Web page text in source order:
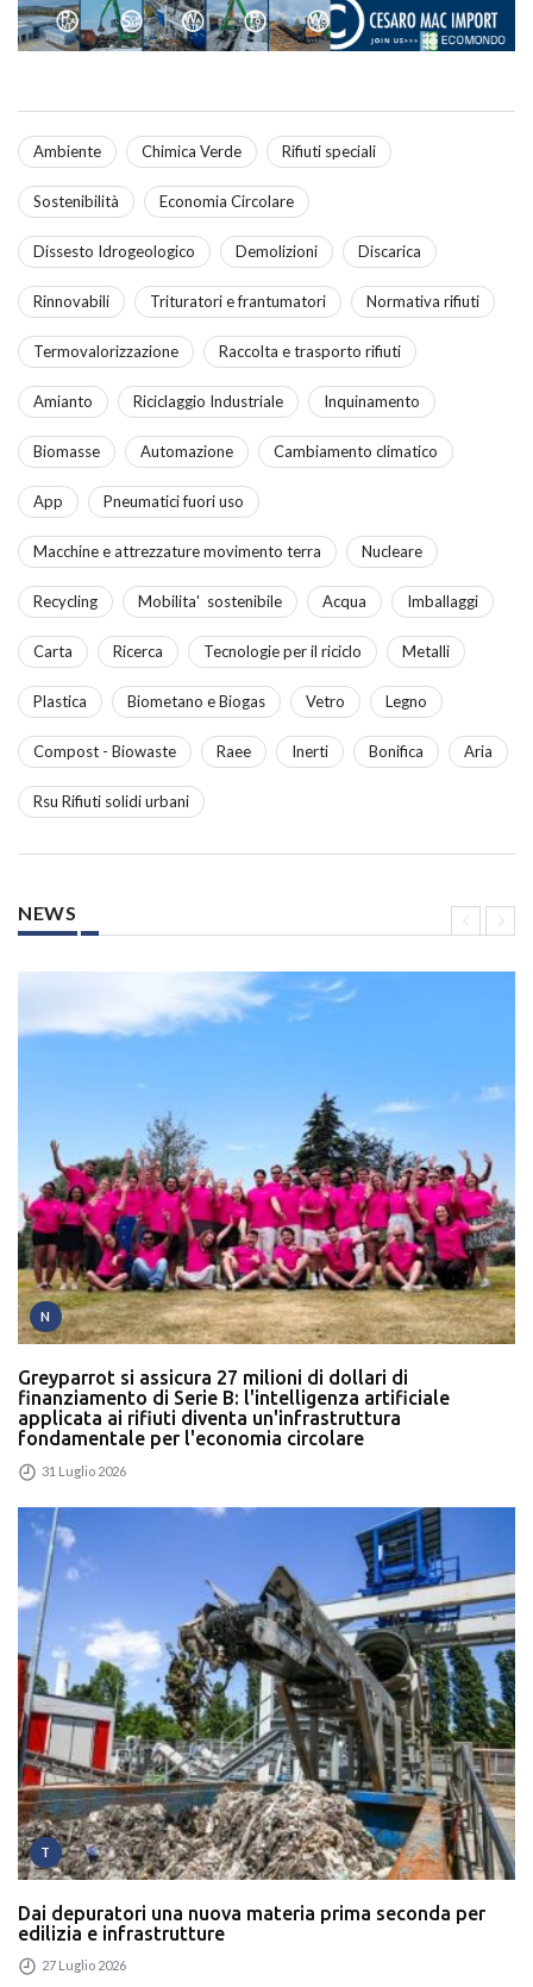
Ambiente Chimica Verde Rifiuti speciali
Sostenibilità Economia Circolare
Dissesto Idrogeologico Demolizioni Discarica
Rinnovabili Trituratori e frantumatori Normativa rifiuti
Termovalorizzazione Raccolta e trasporto rifiuti
Amianto Riciclaggio Industriale Inquinamento
Biomasse Automazione Cambiamento climatico
App Pneumatici fuori uso
Macchine e attrezzature movimento terra Nucleare
Recycling Mobilita' sostenibile Acqua Imballaggi
Carta Ricerca Tecnologie per il riciclo Metalli
Plastica Biometano e Biogas Vetro Legno
Compost - Biowaste Raee Inerti Bonifica Aria
Rsu Rifiuti solidi urbani
NEWS
N
Greyparrot si assicura 27 milioni di dollari di
finanziamento di Serie B: l'intelligenza artificiale
applicata ai rifiuti diventa un'infrastruttura
fondamentale per l'economia circolare
31 Luglio 2026
T
Dai depuratori una nuova materia prima seconda per
edilizia e infrastrutture
27 Luglio 2026